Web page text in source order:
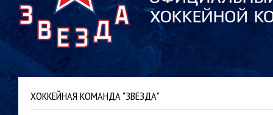
ХОККЕЙНАЯ КОМАНДА "ЗВЕЗДА"